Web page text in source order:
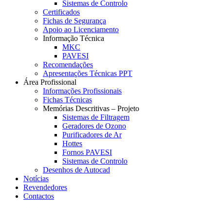
Sistemas de Controlo
Certificados
Fichas de Segurança
Apoio ao Licenciamento
Informação Técnica
MKC
PAVESI
Recomendações
Apresentações Técnicas PPT
Área Profissional
Informações Profissionais
Fichas Técnicas
Memórias Descritivas – Projeto
Sistemas de Filtragem
Geradores de Ozono
Purificadores de Ar
Hottes
Fornos PAVESI
Sistemas de Controlo
Desenhos de Autocad
Notícias
Revendedores
Contactos